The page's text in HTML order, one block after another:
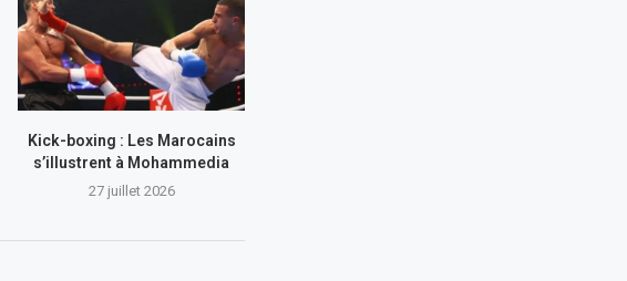
Kick-boxing : Les Marocains
s’illustrent à Mohammedia
27 juillet 2026